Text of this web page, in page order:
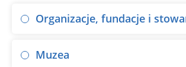
Organizacje, fundacje i
Muzea